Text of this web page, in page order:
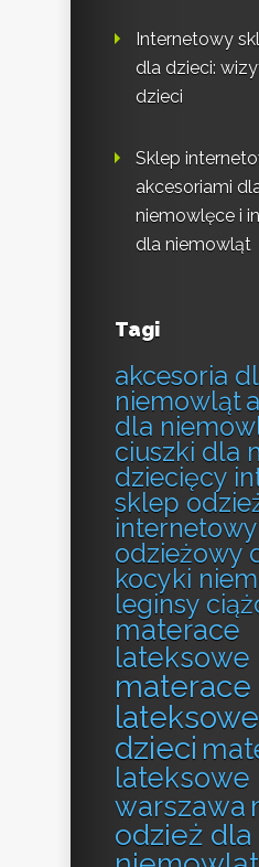
Internetowy
dla dzieci:
dzieci
Sklep
akcesoriami
niemowlęce i
dla niemowląt
Tagi
akcesoria
niemowląt
dla
ciuszki dla
dziecięcy
sklep
odzieżowy
kocyki
leginsy
materace
lateksowe
materace
dzieci
lateksowe
warszawa
odzież dla